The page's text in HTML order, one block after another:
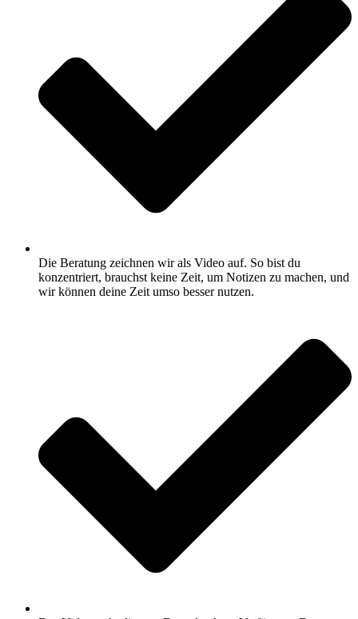
Die Beratung zeichnen wir als Video auf. So bist du
konzentriert, brauchst keine Zeit, um Notizen zu machen, und
wir können deine Zeit umso besser nutzen.